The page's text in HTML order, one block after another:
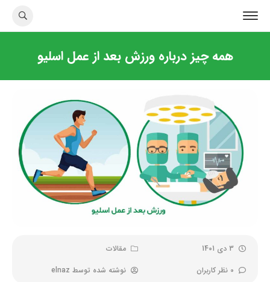
همه چیز درباره ورزش بعد از عمل اسلیو
3 دی 1401
مقالات
0 نظر کاربران
نوشته شده توسط elnaz